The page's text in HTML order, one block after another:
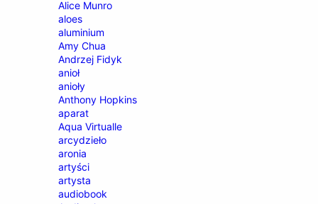
Alice Munro
aloes
aluminium
Amy Chua
Andrzej Fidyk
anioł
anioły
Anthony Hopkins
aparat
Aqua Virtualle
arcydzieło
aronia
artyści
artysta
audiobook